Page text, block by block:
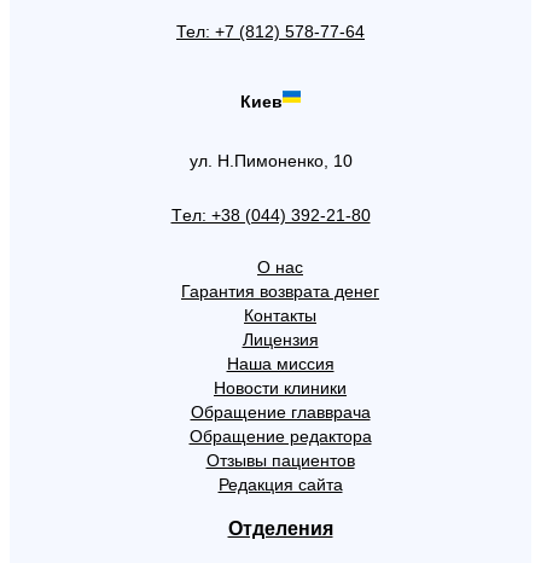
Тел: +7 (812) 578-77-64
Киев
ул. Н.Пимоненко, 10
Tел: +38 (044) 392-21-80
О нас
Гарантия возврата денег
Контакты
Лицензия
Наша миссия
Новости клиники
Обращение главврача
Обращение редактора
Отзывы пациентов
Редакция сайта
Отделения